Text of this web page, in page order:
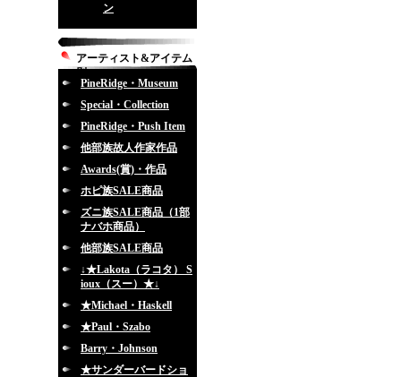
ン
アーティスト&アイテム
別
PineRidge・Museum
Special・Collection
PineRidge・Push Item
他部族故人作家作品
Awards(賞)・作品
ホピ族SALE商品
ズニ族SALE商品（1部
ナバホ商品）
他部族SALE商品
↓★Lakota（ラコタ） S
ioux（スー）★↓
★Michael・Haskell
★Paul・Szabo
Barry・Johnson
★サンダーバードショ